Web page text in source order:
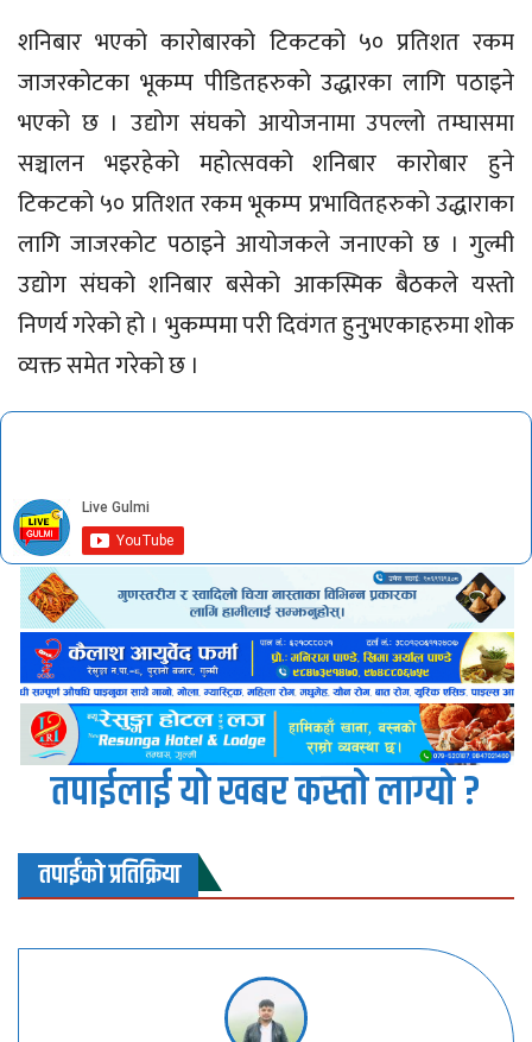
शनिबार भएको कारोबारको टिकटको ५० प्रतिशत रकम
जाजरकोटका भूकम्प पीडितहरुको उद्धारका लागि पठाइने
भएको छ । उद्योग संघको आयोजनामा उपल्लो तम्घासमा
सञ्चालन भइरहेको महोत्सवको शनिबार कारोबार हुने
टिकटको ५० प्रतिशत रकम भूकम्प प्रभावितहरुको उद्धाराका
लागि जाजरकोट पठाइने आयोजकले जनाएको छ । गुल्मी
उद्योग संघको शनिबार बसेको आकस्मिक बैठकले यस्तो
निणर्य गरेको हो । भुकम्पमा परी दिवंगत हुनुभएकाहरुमा शोक
व्यक्त समेत गरेको छ ।
तपाईलाई यो खबर कस्तो लाग्यो ?
तपाईंको प्रतिक्रिया